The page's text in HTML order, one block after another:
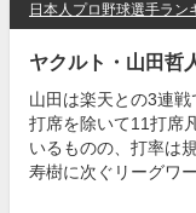
日本人プロ野球選手ラン
ヤクルト・山田哲
山田は楽天との3連
打席を除いて11打席
いるものの、打率は
寿樹に次ぐリーグワ